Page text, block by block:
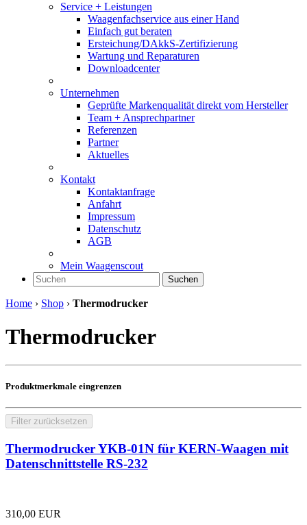
Service + Leistungen
Waagenfachservice aus einer Hand
Einfach gut beraten
Ersteichung/DAkkS-Zertifizierung
Wartung und Reparaturen
Downloadcenter
Unternehmen
Geprüfte Markenqualität direkt vom Hersteller
Team + Ansprechpartner
Referenzen
Partner
Aktuelles
Kontakt
Kontaktanfrage
Anfahrt
Impressum
Datenschutz
AGB
Mein Waagenscout
Suchen
Home › Shop › Thermodrucker
Thermodrucker
Produktmerkmale eingrenzen
Filter zurücksetzen
Thermodrucker YKB-01N für KERN-Waagen mit
Datenschnittstelle RS-232
310,00 EUR